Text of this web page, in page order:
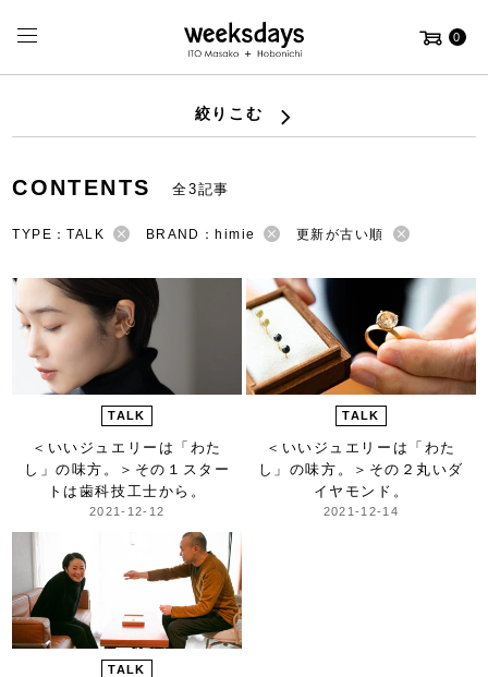
0
絞りこむ
CONTENTS 全3記事
TYPE：TALK BRAND：himie 更新が古い順
TALK
＜いいジュエリーは「わた
し」の味方。＞ その１スター
トは歯科技工士から。
2021-12-12
TALK
＜いいジュエリーは「わた
し」の味方。＞ その２丸いダ
イヤモンド。
2021-12-14
TALK